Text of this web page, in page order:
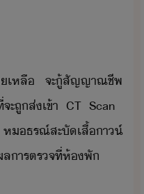
เหลื​ ​จะ​ู้​สัญญาณ​ชีพ​
ะ​ถู​ส่​เข้า​ ​CT​ ​Scan​
​ธรณ์​สะั​เสื้​า์​
​าร​ตรจ​ที่​ห้พั​